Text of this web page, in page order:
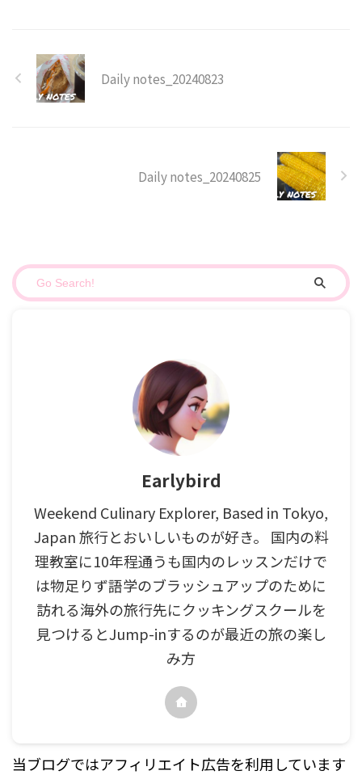
Daily notes_20240823
Daily notes_20240825
Earlybird
Weekend Culinary Explorer, Based in Tokyo,
Japan 旅行とおいしいものが好き。 国内の料
理教室に10年程通うも国内のレッスンだけで
は物足りず語学のブラッシュアップのために
訪れる海外の旅行先にクッキングスクールを
見つけるとJump-inするのが最近の旅の楽し
み方
当ブログではアフィリエイト広告を利用しています